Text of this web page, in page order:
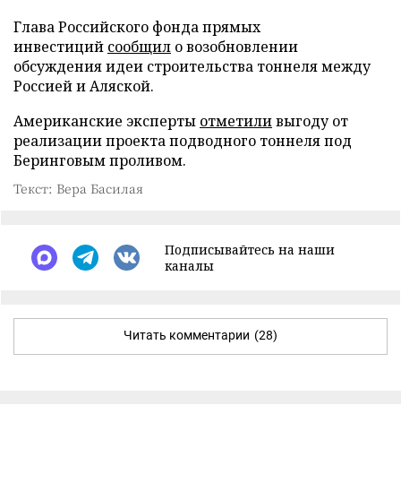
Глава Российского фонда прямых
инвестиций сообщил о возобновлении
обсуждения идеи строительства тоннеля между
Россией и Аляской.
Американские эксперты отметиливыгоду от
реализации проекта подводного тоннеля под
Беринговым проливом.
Текст: Вера Басилая
Подписывайтесь на наши
каналы
Читать комментарии (28)